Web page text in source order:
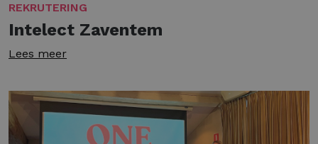
REKRUTERING
Intelect Zaventem
Lees meer